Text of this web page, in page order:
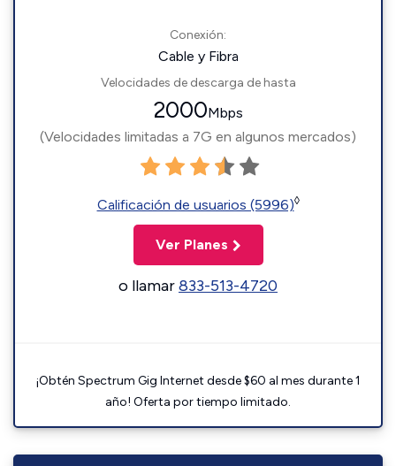
Conexión:
Cable y Fibra
Velocidades de descarga de hasta
2000Mbps
(Velocidades limitadas a 7G en algunos mercados)
Calificación de usuarios (5996)◊
Ver Planes
o llamar833-513-4720
¡Obtén Spectrum Gig Internet desde $60 al mes durante 1
año! Oferta por tiempo limitado.